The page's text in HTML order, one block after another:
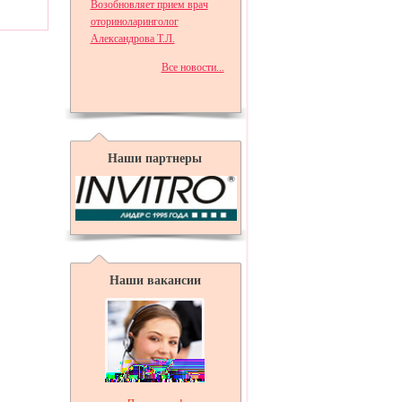
Возобновляет прием врач
оториноларинголог
Александрова Т.Л.
Все новости...
Наши партнеры
Наши вакансии